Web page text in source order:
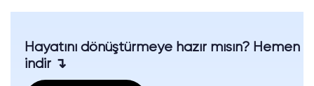
Hayatını dönüştürmeye hazır mısın? Hemen
indir ↴